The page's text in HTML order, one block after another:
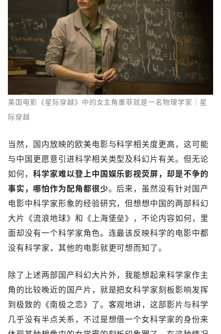
美国电影《星际穿越》中的女主角墨菲就是一名物理学家｜星
际穿越
当然，国内放映的欧美电影与科学相关度更高，这可能
与中国更愿意引进科学相关类型及科幻片有关。但无论
如何， 科学家难以登上中国娱乐影视荧屏，却是不争的
事实，哪怕作为配角都很少。后来，虽然没有针对国产
电影中科学家形象的经验研究，但想想中国的两部科幻
大片《流浪地球》和《上海堡垒》，不论内容如何，里
面却没有一个科学家角色。连最该反映科学的电影中都
没有科学家，其他的电影就更可想而知了。
除了上述两部国产科幻大片外，我能想起来科学家作主
角的比较晚近的国产片，就是把女科学家刻板影响发挥
到极致的《南极之恋》了。客观地讲，这部影片与科学
几乎没有半点关系，不过是想借一个女科学家的身份来